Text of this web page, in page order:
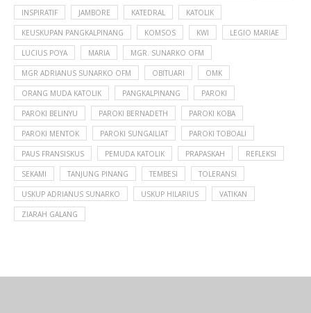
INSPIRATIF JAMBORE KATEDRAL KATOLIK
KEUSKUPAN PANGKALPINANG KOMSOS KWI LEGIO MARIAE
LUCIUS POYA MARIA MGR. SUNARKO OFM
MGR ADRIANUS SUNARKO OFM OBITUARI OMK
ORANG MUDA KATOLIK PANGKALPINANG PAROKI
PAROKI BELINYU PAROKI BERNADETH PAROKI KOBA
PAROKI MENTOK PAROKI SUNGAILIAT PAROKI TOBOALI
PAUS FRANSISKUS PEMUDA KATOLIK PRAPASKAH REFLEKSI
SEKAMI TANJUNG PINANG TEMBESI TOLERANSI
USKUP ADRIANUS SUNARKO USKUP HILARIUS VATIKAN
ZIARAH GALANG